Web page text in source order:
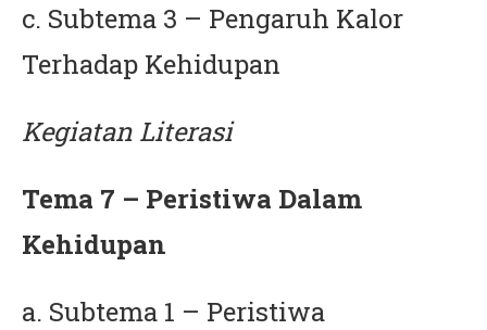
c. Subtema 3 – Pengaruh Kalor
Terhadap Kehidupan
Kegiatan Literasi
Tema 7 – Peristiwa Dalam
Kehidupan
a. Subtema 1 – Peristiwa